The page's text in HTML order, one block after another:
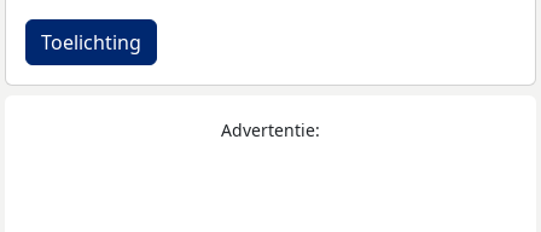
Toelichting
Advertentie: